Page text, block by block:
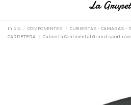
Inicio COMPONENTES CUBIERTAS - CAMARAS -
CARRETERA
Cubierta Continental Grand sport